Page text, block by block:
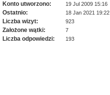
Konto utworzono: 19 Jul 2009 15:16
Ostatnio: 18 Jan 2021 19:22
Liczba wizyt: 923
Założone wątki: 7
Liczba odpowiedzi: 193